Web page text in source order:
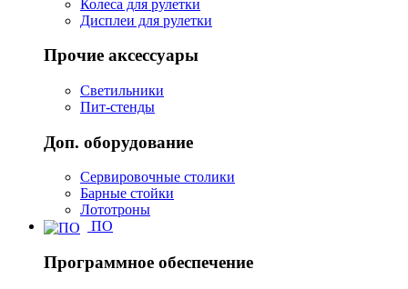
Колеса для рулетки
Дисплеи для рулетки
Прочие аксессуары
Светильники
Пит-стенды
Доп. оборудование
Сервировочные столики
Барные стойки
Лототроны
ПО
Программное обеспечение